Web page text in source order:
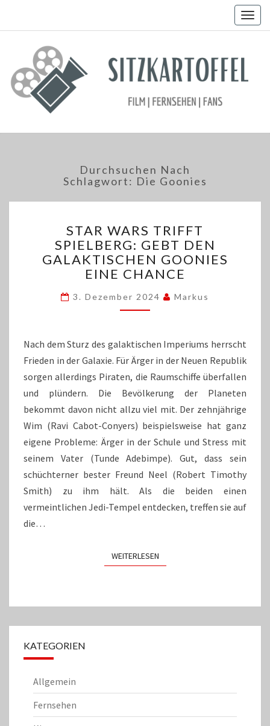
Durchsuchen Nach
Schlagwort: Die Goonies
WARS
TRIFFT
SPIELBERG:
GEBT
GALAKTISCHEN
GOONIES
STAR WARS TRIFFT
SPIELBERG: GEBT DEN
GALAKTISCHEN GOONIES
EINE CHANCE
3. Dezember 2024 Markus
Nach dem Sturz des galaktischen Imperiums herrscht
Frieden in der Galaxie. Für Ärger in der Neuen Republik
sorgen allerdings Piraten, die Raumschiffe überfallen
und plündern. Die Bevölkerung der Planeten
bekommt davon nicht allzu viel mit. Der zehnjährige
Wim (Ravi Cabot-Conyers) beispielsweise hat ganz
eigene Probleme: Ärger in der Schule und Stress mit
seinem Vater (Tunde Adebimpe). Gut, dass sein
schüchterner bester Freund Neel (Robert Timothy
Smith) zu ihm hält. Als die beiden einen
vermeintlichen Jedi-Tempel entdecken, treffen sie auf
die…
WEITERLESENWEITERLESEN
KATEGORIEN
Allgemein
Fernsehen